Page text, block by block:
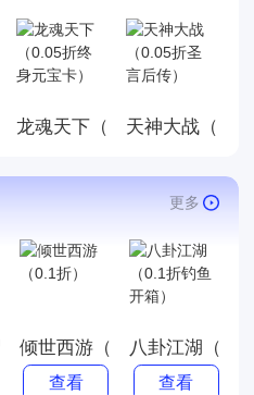
版）折送稀有精灵）（宝可梦
龙魂天下（0.05折终身元宝
天神大战（
更多
）0.1折百万充福利版）
倾世西游（0.1折）
查看
八卦江湖（
查看